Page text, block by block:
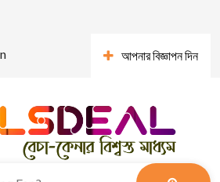
আপনার বিজ্ঞাপন দিন